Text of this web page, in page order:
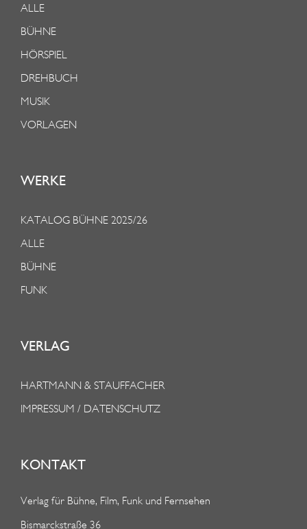
ALLE
BÜHNE
HÖRSPIEL
DREHBUCH
MUSIK
VORLAGEN
WERKE
KATALOG BÜHNE 2025/26
ALLE
BÜHNE
FUNK
VERLAG
HARTMANN & STAUFFACHER
IMPRESSUM / DATENSCHUTZ
KONTAKT
Verlag für Bühne, Film, Funk und Fernsehen
Bismarckstraße 36